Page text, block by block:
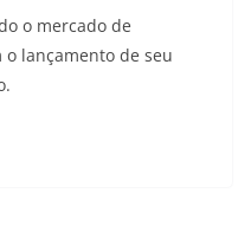
o mercado de
lançamento de seu